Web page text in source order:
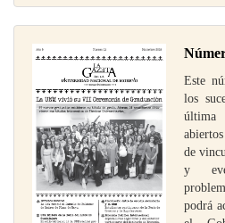
Este
los
de
y
podrá